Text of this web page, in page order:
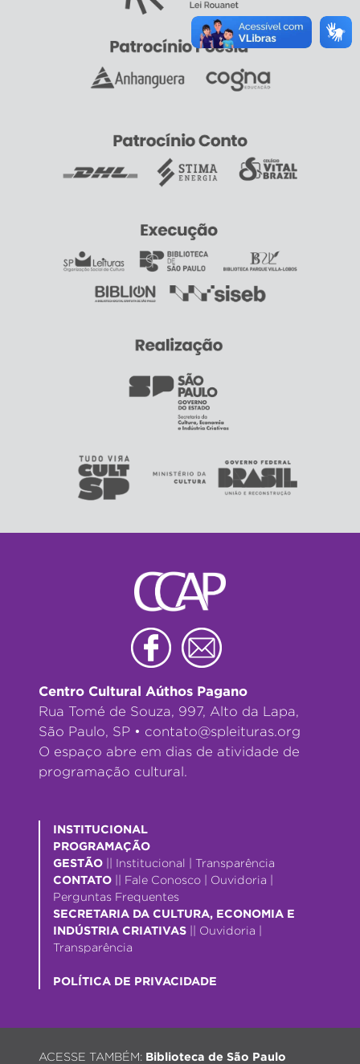
Centro Cultural Aúthos Pagano
Rua Tomé de Souza, 997, Alto da Lapa,
São Paulo, SP • contato@spleituras.org
O espaço abre em dias de atividade de
programação cultural.
INSTITUCIONAL
PROGRAMAÇÃO
GESTÃO
Institucional
Transparência
CONTATO
Fale Conosco Ouvidoria
Perguntas Frequentes
SECRETARIA DA CULTURA, ECONOMIA E
INDÚSTRIA CRIATIVAS
Ouvidoria
Transparência
POLÍTICA DE PRIVACIDADE
ACESSE TAMBÉM: Biblioteca de São Paulo